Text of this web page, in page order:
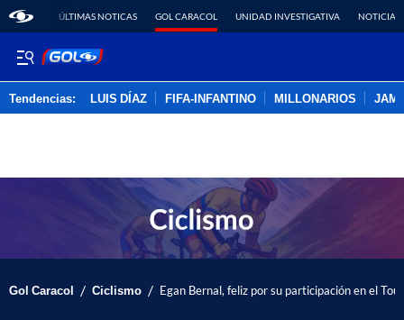
ÚLTIMAS NOTICAS GOL CARACOL UNIDAD INVESTIGATIVA NOTICIAS
Tendencias: LUIS DÍAZ FIFA-INFANTINO MILLONARIOS
Gol Caracol / Ciclismo / Egan Bernal, feliz por su participación en el